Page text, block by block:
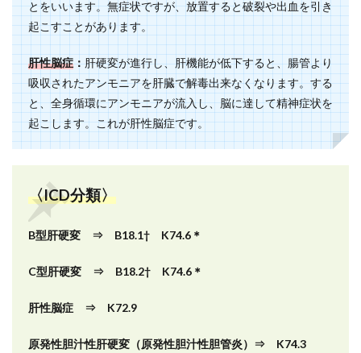
とをいいます。無症状ですが、放置すると破裂や出血を引き
起こすことがあります。
肝性脳症：肝硬変が進行し、肝機能が低下すると、腸管より
吸収されたアンモニアを肝臓で解毒出来なくなります。する
と、全身循環にアンモニアが流入し、脳に達して精神症状を
起こします。これが肝性脳症です。
〈ICD分類〉
B型肝硬変 ⇒ B18.1† K74.6＊
C型肝硬変 ⇒ B18.2† K74.6＊
肝性脳症 ⇒ K72.9
原発性胆汁性肝硬変（原発性胆汁性胆管炎）⇒ K74.3